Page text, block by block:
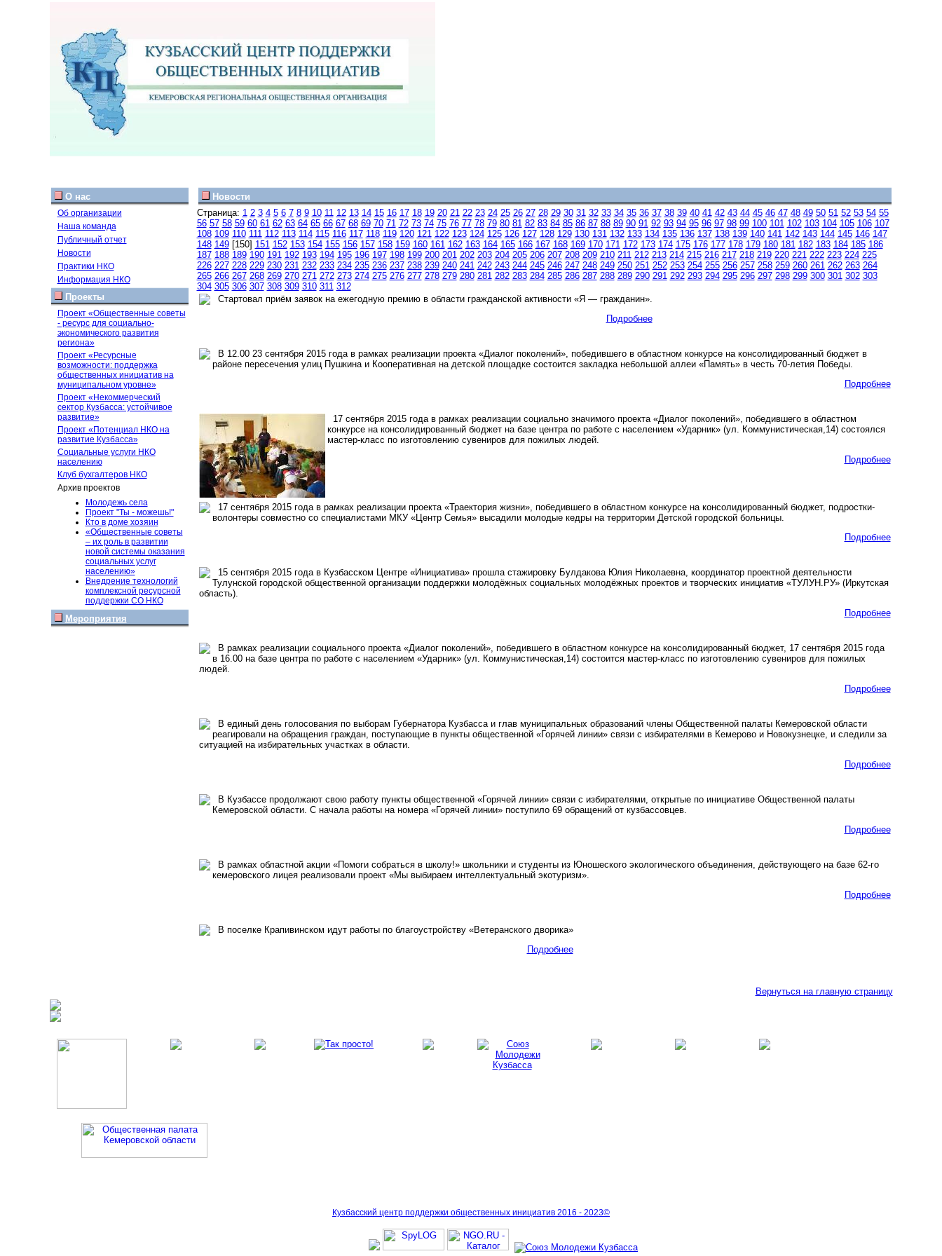
О нас
Об организации
Наша команда
Публичный отчет
Новости
Практики НКО
Информация НКО
Проекты
Проект «Общественные советы
- ресурс для социально-
экономического развития
региона»
Проект «Ресурсные
возможности: поддержка
общественных инициатив на
муниципальном уровне»
Проект «Некоммерческий
сектор Кузбасса: устойчивое
развитие»
Проект «Потенциал НКО на
развитие Кузбасса»
Социальные услуги НКО
населению
Клуб бухгалтеров НКО
Архив проектов
Молодежь села
Проект "Ты - можешь!"
Кто в доме хозяин
«Общественные советы
– их роль в развитии
новой системы оказания
социальных услуг
населению»
Внедрение технологий
комплексной ресурсной
поддержки СО НКО
Мероприятия
Новости
Страница: 1 2 3 4 5 6 7 8 9 10 11 12 13 14 15 16 17 18 19 20 21 22 23 24 25 26 27 28 29 30 31 32 33 34 35 36 37 38 39 40 41 42 43 44 45 46 47 48 49 50 51 52 53 54 55
56 57 58 59 60 61 62 63 64 65 66 67 68 69 70 71 72 73 74 75 76 77 78 79 80 81 82 83 84 85 86 87 88 89 90 91 92 93 94 95 96 97 98 99 100 101 102 103 104 105 106 107
108 109 110 111 112 113 114 115 116 117 118 119 120 121 122 123 124 125 126 127 128 129 130 131 132 133 134 135 136 137 138 139 140 141 142 143 144 145 146 147
148 149[150] 151 152 153 154 155 156 157 158 159 160 161 162 163 164 165 166 167 168 169 170 171 172 173 174 175 176 177 178 179 180 181 182 183 184 185 186
187 188 189 190 191 192 193 194 195 196 197 198 199 200 201 202 203 204 205 206 207 208 209 210 211 212 213 214 215 216 217 218 219 220 221 222 223 224 225
226 227 228 229 230 231 232 233 234 235 236 237 238 239 240 241 242 243 244 245 246 247 248 249 250 251 252 253 254 255 256 257 258 259 260 261 262 263 264
265 266 267 268 269 270 271 272 273 274 275 276 277 278 279 280 281 282 283 284 285 286 287 288 289 290 291 292 293 294 295 296 297 298 299 300 301 302 303
304 305 306 307 308 309 310 311 312
Стартовал приём заявок на ежегодную премию в области гражданской активности «Я — гражданин».
Подробнее
В 12.00 23 сентября 2015 года в рамках реализации проекта «Диалог поколений», победившего в областном конкурсе на консолидированный бюджет в
районе пересечения улиц Пушкина и Кооперативная на детской площадке состоится закладка небольшой аллеи «Память» в честь 70-летия Победы.
Подробнее
17 сентября 2015 года в рамках реализации социально значимого проекта «Диалог поколений», победившего в областном
конкурсе на консолидированный бюджет на базе центра по работе с населением «Ударник» (ул. Коммунистическая,14) состоялся
мастер-класс по изготовлению сувениров для пожилых людей.
Подробнее
17 сентября 2015 года в рамках реализации проекта «Траектория жизни», победившего в областном конкурсе на консолидированный бюджет, подростки-
волонтеры совместно со специалистами МКУ «Центр Семья» высадили молодые кедры на территории Детской городской больницы.
Подробнее
15 сентября 2015 года в Кузбасском Центре «Инициатива» прошла стажировку Булдакова Юлия Николаевна, координатор проектной деятельности
Тулунской городской общественной организации поддержки молодёжных социальных молодёжных проектов и творческих инициатив «ТУЛУН.РУ» (Иркутская
область).
Подробнее
В рамках реализации социального проекта «Диалог поколений», победившего в областном конкурсе на консолидированный бюджет, 17 сентября 2015 года
в 16.00 на базе центра по работе с населением «Ударник» (ул. Коммунистическая,14) состоится мастер-класс по изготовлению сувениров для пожилых
людей.
Подробнее
В единый день голосования по выборам Губернатора Кузбасса и глав муниципальных образований члены Общественной палаты Кемеровской области
реагировали на обращения граждан, поступающие в пункты общественной «Горячей линии» связи с избирателями в Кемерово и Новокузнецке, и следили за
ситуацией на избирательных участках в области.
Подробнее
В Кузбассе продолжают свою работу пункты общественной «Горячей линии» связи с избирателями, открытые по инициативе Общественной палаты
Кемеровской области. С начала работы на номера «Горячей линии» поступило 69 обращений от кузбассовцев.
Подробнее
В рамках областной акции «Помоги собраться в школу!» школьники и студенты из Юношеского экологического объединения, действующего на базе 62-го
кемеровского лицея реализовали проект «Мы выбираем интеллектуальный экотуризм».
Подробнее
В поселке Крапивинском идут работы по благоустройству «Ветеранского дворика»
Подробнее
Вернуться на главную страницу
Кузбасский центр поддержки общественных инициатив 2016 - 2023©